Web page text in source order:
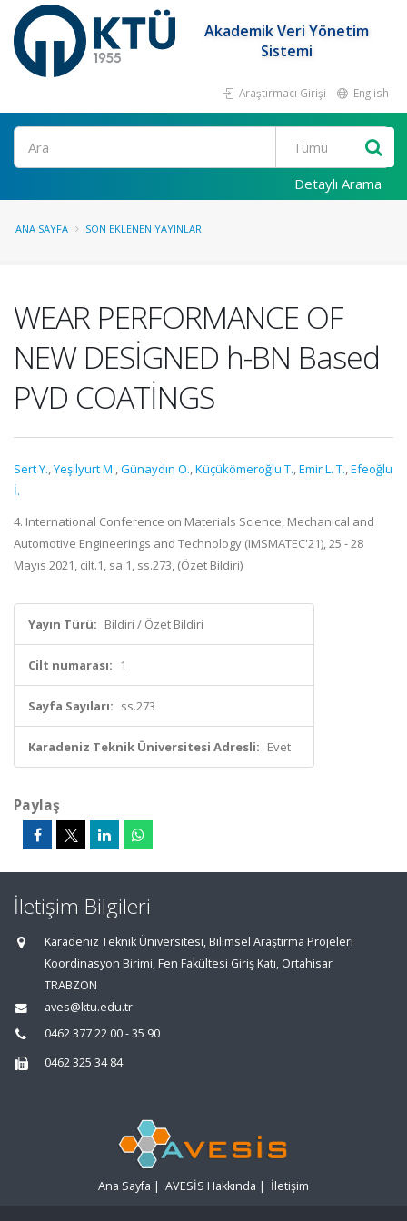
Akademik Veri Yönetim
Sistemi
Araştırmacı Girişi English
Ara
Detaylı Arama
ANA SAYFA SON EKLENEN YAYINLAR
WEAR PERFORMANCE OF
NEW DESİGNED h-BN Based
PVD COATİNGS
Sert Y.,Yeşilyurt M.,Günaydın O.,Küçükömeroğlu T.,Emir L. T.,Efeoğlu
İ.
4. International Conference on Materials Science, Mechanical and
Automotive Engineerings and Technology (IMSMATEC'21), 25 - 28
Mayıs 2021, cilt.1, sa.1, ss.273, (Özet Bildiri)
Yayın Türü: Bildiri / Özet Bildiri
Cilt numarası: 1
Sayfa Sayıları: ss.273
Karadeniz Teknik Üniversitesi Adresli: Evet
Paylaş
İletişim Bilgileri
Karadeniz Teknik Üniversitesi, Bilimsel Araştırma Projeleri
Koordinasyon Birimi, Fen Fakültesi Giriş Katı, Ortahisar
TRABZON
aves@ktu.edu.tr
0462 377 22 00 - 35 90
0462 325 34 84
Ana Sayfa | AVESİS Hakkında | İletişim